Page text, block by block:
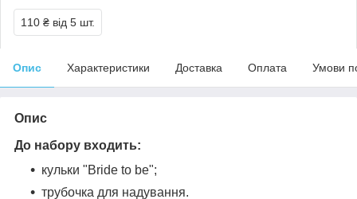
110 ₴ від 5 шт.
Опис Характеристики Доставка Оплата Умови
Опис
До набору входить:
кульки "Bride to be";
трубочка для надування.